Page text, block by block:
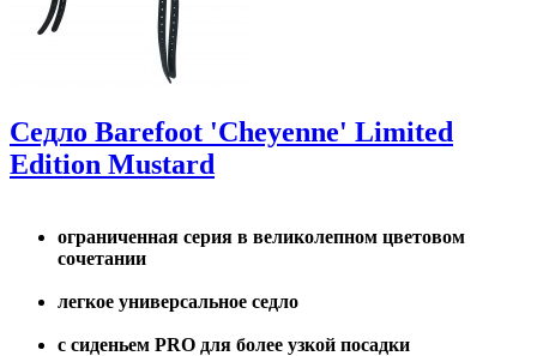
Седло Barefoot 'Cheyenne' Limited
Edition Mustard
ограниченная серия в великолепном цветовом
сочетании
легкое универсальное седло
с сиденьем PRO для более узкой посадки